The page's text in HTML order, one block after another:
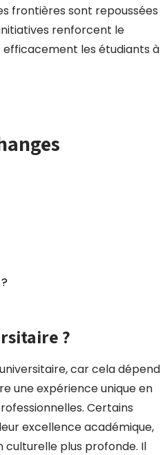
frontières sont repoussées
renforcent le
les étudiants à
?
car cela dépend
une expérience unique en
Certains
excellence académique,
culturelle plus profonde. Il